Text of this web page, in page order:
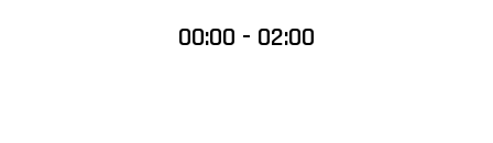
00:00 - 02:00